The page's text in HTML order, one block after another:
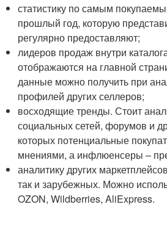
статистику по самым
прошлый год, которую
регулярно предоставляют;
лидеров продаж внутри
отображаются на главной
данные можно получить при
профилей других селлеров;
восходящие тренды. Стоит
социальных сетей, форумов и
которых потенциальные
мнениями, а инфлюенсеры –
аналитику других
так и зарубежных. Можно
OZON, Wildberries, AliExpress.